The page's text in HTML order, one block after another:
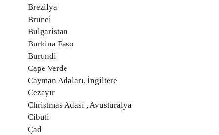
Brezilya
Brunei
Bulgaristan
Burkina Faso
Burundi
Cape Verde
Cayman Adaları, İngiltere
Cezayir
Christmas Adası , Avusturalya
Cibuti
Çad